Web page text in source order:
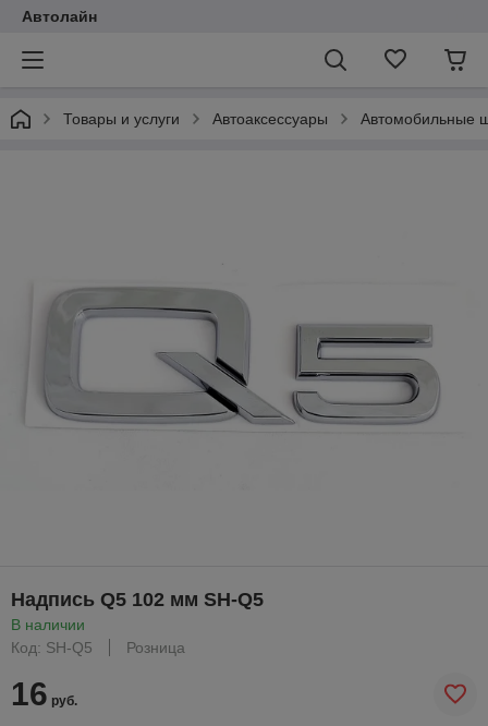
Автолайн
Товары и услуги Автоаксессуары Автомобильные
Надпись Q5 102 мм SH-Q5
В наличии
Код: SH-Q5
Розница
16 руб.